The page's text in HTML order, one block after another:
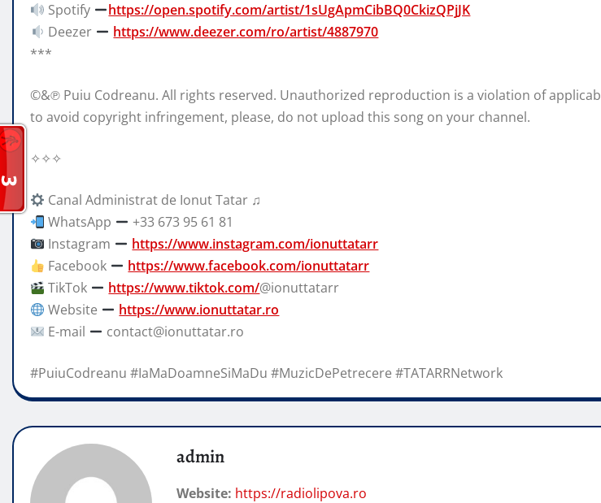
Spotify
https://open.spotify.com/artist/1sUgApmCibBQ0CkizQPjJK
Deezer
https://www.deezer.com/ro/artist/4887970
***
©&℗ Puiu Codreanu. All rights reserved. Unauthorized reproduction is a violation of
to avoid copyright infringement, please, do not upload this song on your channel.
✧✧✧
Canal Administrat de Ionut Tatar ♫
WhatsApp
+33 673 95 61 81
Instagram
https://www.instagram.com/ionuttatarr
Facebook
https://www.facebook.com/ionuttatarr
TikTok
https://www.tiktok.com/@ionuttatarr
Website
https://www.ionuttatar.ro
E-mail
contact@ionuttatar.ro
#PuiuCodreanu #IaMaDoamneSiMaDu #MuzicDePetrecere #TATARRNetwork
admin
Website: https://radiolipova.ro